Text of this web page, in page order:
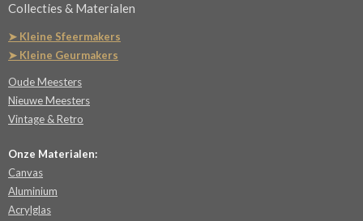
Collecties & Materialen
➤ Kleine Sfeermakers
➤ Kleine Geurmakers
Oude Meesters
Nieuwe Meesters
Vintage & Retro
Onze Materialen:
Canvas
Aluminium
Acrylglas